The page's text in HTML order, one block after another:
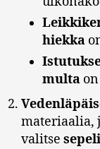
hiekka
multa
materiaalia,
valitse sepeli